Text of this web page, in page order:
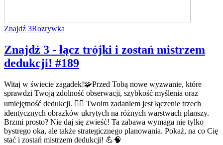
Znajdź 3Rozrywka
Znajdź 3 - łącz trójki i zostań mistrzem
dedukcji! #189
Witaj w świecie zagadek!🧩Przed Tobą nowe wyzwanie, które
sprawdzi Twoją zdolność obserwacji, szybkość myślenia oraz
umiejętność dedukcji. 🕵️‍♂️ Twoim zadaniem jest łączenie trzech
identycznych obrazków ukrytych na różnych warstwach planszy.
Brzmi prosto? Nie daj się zwieść! Ta zabawa wymaga nie tylko
bystrego oka, ale także strategicznego planowania. Pokaż, na co Cię
stać i zostań mistrzem dedukcji! 💪🧠